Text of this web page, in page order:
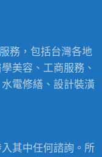
務，包括台灣各地
美容、工商服務、
電修繕、設計裝潢
其中任何諮詢。所